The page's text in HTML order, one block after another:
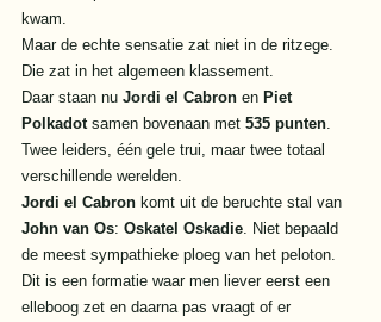
kwam.
Maar de echte sensatie zat niet in de ritzege.
Die zat in het algemeen klassement.
Daar staan nu Jordi el Cabron en Piet
Polkadot samen bovenaan met 535 punten
Twee leiders, één gele trui, maar twee totaal
verschillende werelden.
Jordi el Cabron komt uit de beruchte stal van
John van Os: Oskatel Oskadie . Niet bepaald
de meest sympathieke ploeg van het peloton.
Dit is een formatie waar men liever eerst een
elleboog zet en daarna pas vraagt of er